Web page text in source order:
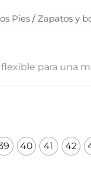
Pies/Zapatos y
flexible para una
40 41 42